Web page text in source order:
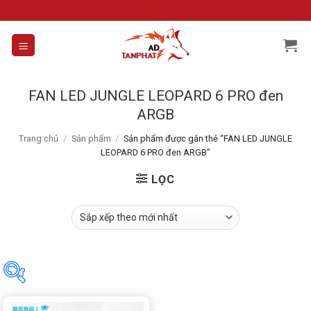
to
content
FAN LED JUNGLE LEOPARD 6 PRO đen
ARGB
Trang chủ / Sản phẩm / Sản phẩm được gắn thẻ “FAN LED JUNGLE
LEOPARD 6 PRO đen ARGB”
LỌC